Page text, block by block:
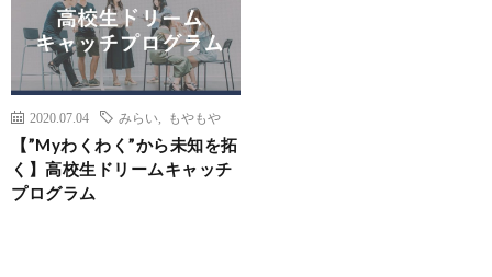
2020.07.04 みらい もやもや
【”Myわくわく”から未知を拓
く】高校生ドリームキャッチ
プログラム